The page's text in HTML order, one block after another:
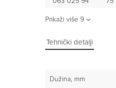
Prikaži više 9
Tehnički detalji
Dužina, mm